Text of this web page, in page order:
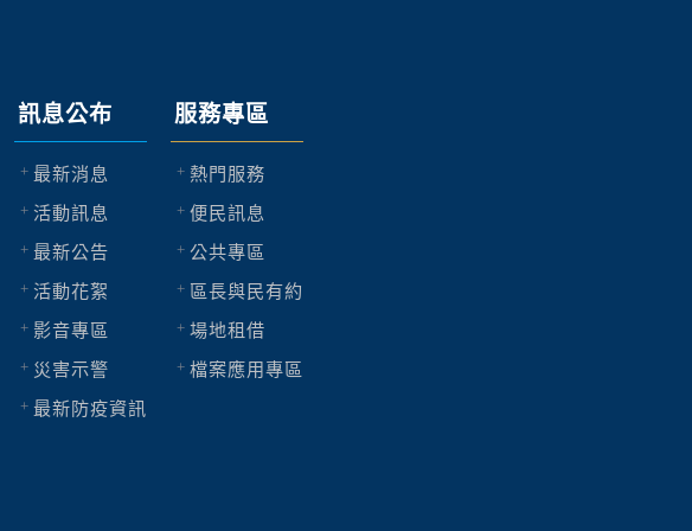
訊息公布
最新消息
活動訊息
最新公告
活動花絮
影音專區
災害示警
最新防疫資訊
服務專區
熱門服務
便民訊息
公共專區
區長與民有約
場地租借
檔案應用專區